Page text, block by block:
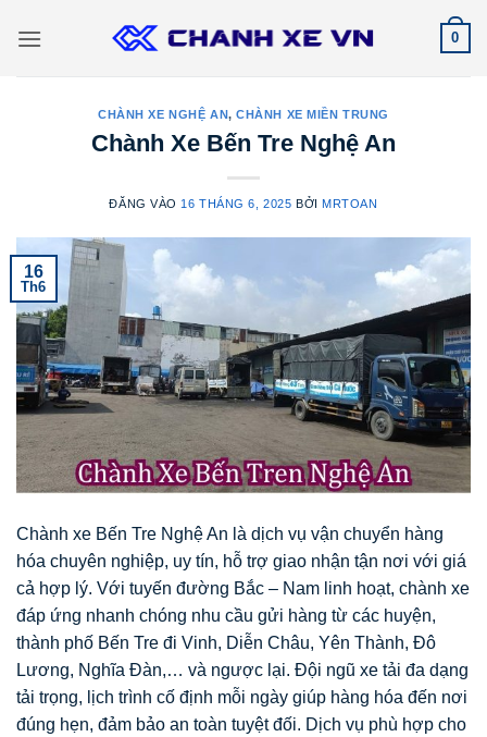
qua
0
CHÀNH XE NGHỆ AN,CHÀNH XE MIỀN TRUNG
Chành Xe Bến Tre Nghệ An
ĐĂNG VÀO 16 THÁNG 6, 2025 BỞIMRTOAN
16
Th6
Chành xe Bến Tre Nghệ An là dịch vụ vận chuyển hàng
hóa chuyên nghiệp, uy tín, hỗ trợ giao nhận tận nơi với giá
cả hợp lý. Với tuyến đường Bắc – Nam linh hoạt, chành xe
đáp ứng nhanh chóng nhu cầu gửi hàng từ các huyện,
thành phố Bến Tre đi Vinh, Diễn Châu, Yên Thành, Đô
Lương, Nghĩa Đàn,… và ngược lại. Đội ngũ xe tải đa dạng
tải trọng, lịch trình cố định mỗi ngày giúp hàng hóa đến nơi
đúng hẹn, đảm bảo an toàn tuyệt đối. Dịch vụ phù hợp cho